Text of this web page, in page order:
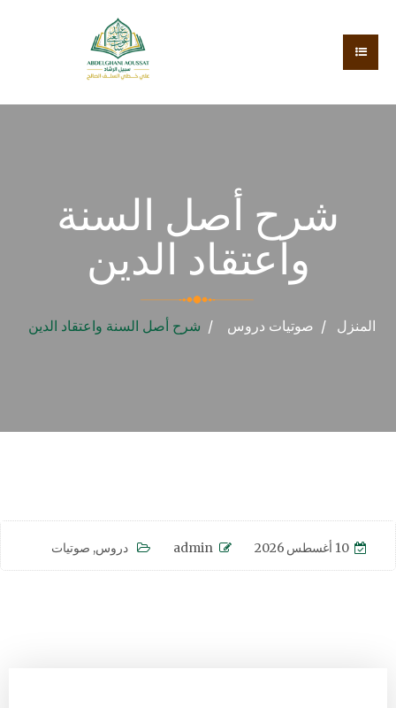
شرح أصل السنة
واعتقاد الدين
المنزل صوتيات دروس شرح أصل السنة واعتقاد الدين
10 أغسطس 2026 admin دروس, صوتيات